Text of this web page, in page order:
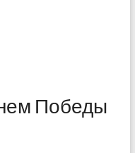
Победы